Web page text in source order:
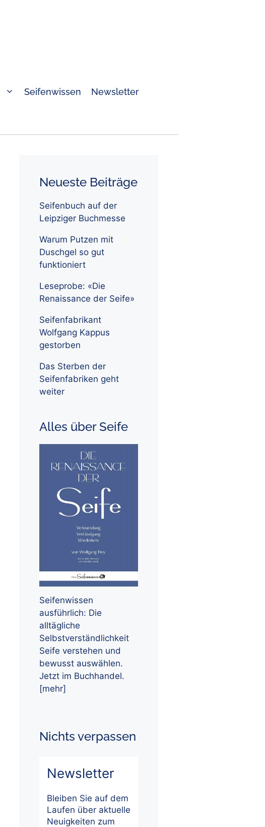
Seifenwissen Newsletter
Neueste Beiträge
Seifenbuch auf der
Leipziger Buchmesse
Warum Putzen mit
Duschgel so gut
funktioniert
Leseprobe: «Die
Renaissance der Seife»
Seifenfabrikant
Wolfgang Kappus
gestorben
Das Sterben der
Seifenfabriken geht
weiter
Alles über Seife
Seifenwissen
ausführlich: Die
alltägliche
Selbstverständlichkeit
Seife verstehen und
bewusst auswählen.
Jetzt im Buchhandel.
[mehr]
Nichts verpassen
Newsletter
Bleiben Sie auf dem
Laufen über aktuelle
Neuigkeiten zum